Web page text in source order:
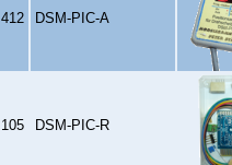
412 DSM‑PIC‑A
105 DSM‑PIC‑R